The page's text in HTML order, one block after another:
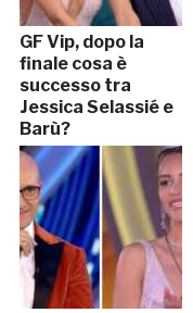
GF Vip, dopo la
finale cosa è
successo tra
Jessica Selassié e
Barù?